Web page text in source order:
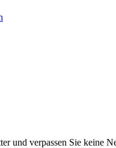
und verpassen Sie